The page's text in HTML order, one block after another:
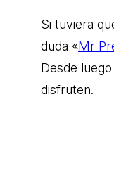
Si tuviera
duda «Mr
Desde
disfruten.